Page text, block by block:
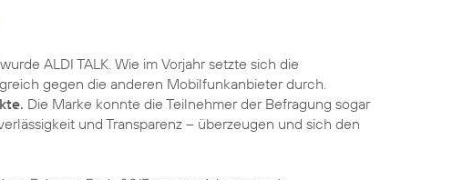
wurde ALDI TALK. Wie im Vorjahr setzte sich die
gegen die anderen Mobilfunkanbieter durch.
Die Marke konnte die Teilnehmer der Befragung sogar
und Transparenz – überzeugen und sich den